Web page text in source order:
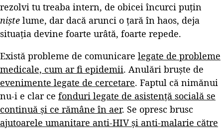
rezolvi tu treaba intern, de obicei încurci puțin
niște lume, dar dacă arunci o țară în haos, deja
situația devine foarte urâtă, foarte repede.
Există probleme de comunicare legate de probleme
medicale, cum ar fi epidemii. Anulări bruște de
evenimente legate de cercetare. Faptul că nimănui
nu-i e clar ce fonduri legate de asistență socială se
continuă și ce rămâne în aer. Se opresc brusc
ajutoarele umanitare anti-HIV și anti-malarie către